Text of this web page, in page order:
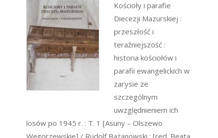
Kościoły i parafie
Diecezji Mazurskiej :
przeszłość i
teraźniejszość :
historia kościołów i
parafii ewangelickich w
zarysie ze
szczególnym
uwzględnieniem ich
losów po 1945 r. : T. 1 [Asuny – Olszewo
Węgorzewskie] / Rudolf Bażanowski ; [red. Beata